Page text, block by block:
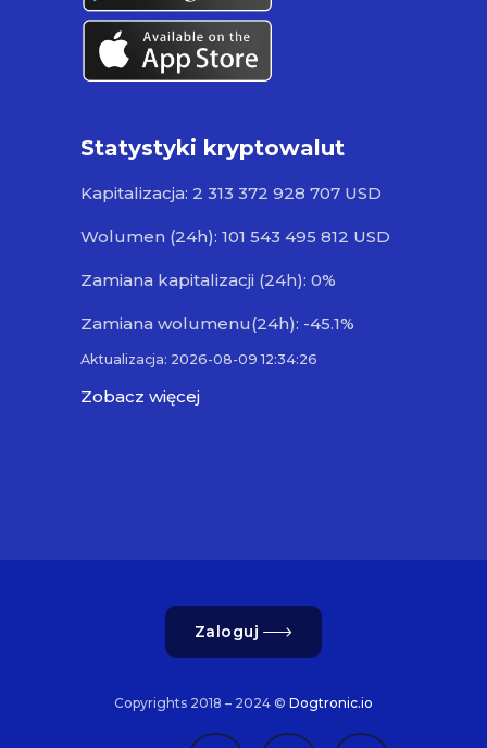
Statystyki kryptowalut
Kapitalizacja: 2 313 372 928 707 USD
Wolumen (24h): 101 543 495 812 USD
Zamiana kapitalizacji (24h): 0%
Zamiana wolumenu(24h): -45.1%
Aktualizacja: 2026-08-09 12:34:26
Zobacz więcej
Zaloguj
Copyrights 2018 – 2024 © Dogtronic.io